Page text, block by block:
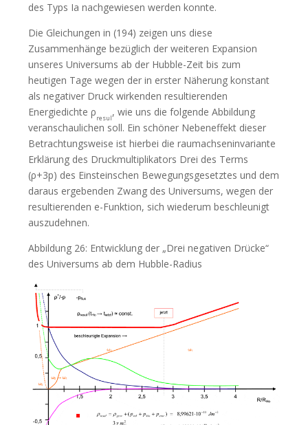
des Typs Ia nachgewiesen werden konnte.
Die Gleichungen in (194) zeigen uns diese
Zusammenhänge bezüglich der weiteren Expansion
unseres Universums ab der Hubble-Zeit bis zum
heutigen Tage wegen der in erster Näherung konstant
als negativer Druck wirkenden resultierenden
Energiedichte ρresul, wie uns die folgende Abbildung
veranschaulichen soll. Ein schöner Nebeneffekt dieser
Betrachtungsweise ist hierbei die raumachseninvariante
Erklärung des Druckmultiplikators Drei des Terms
(ρ+3p) des Einsteinschen Bewegungsgesetztes und dem
daraus ergebenden Zwang des Universums, wegen der
resultierenden e-Funktion, sich wiederum beschleunigt
auszudehnen.
Abbildung 26: Entwicklung der „Drei negativen Drücke“
des Universums ab dem Hubble-Radius